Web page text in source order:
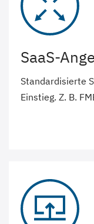
SaaS-
Standardisierte
Einstieg. Z. B.